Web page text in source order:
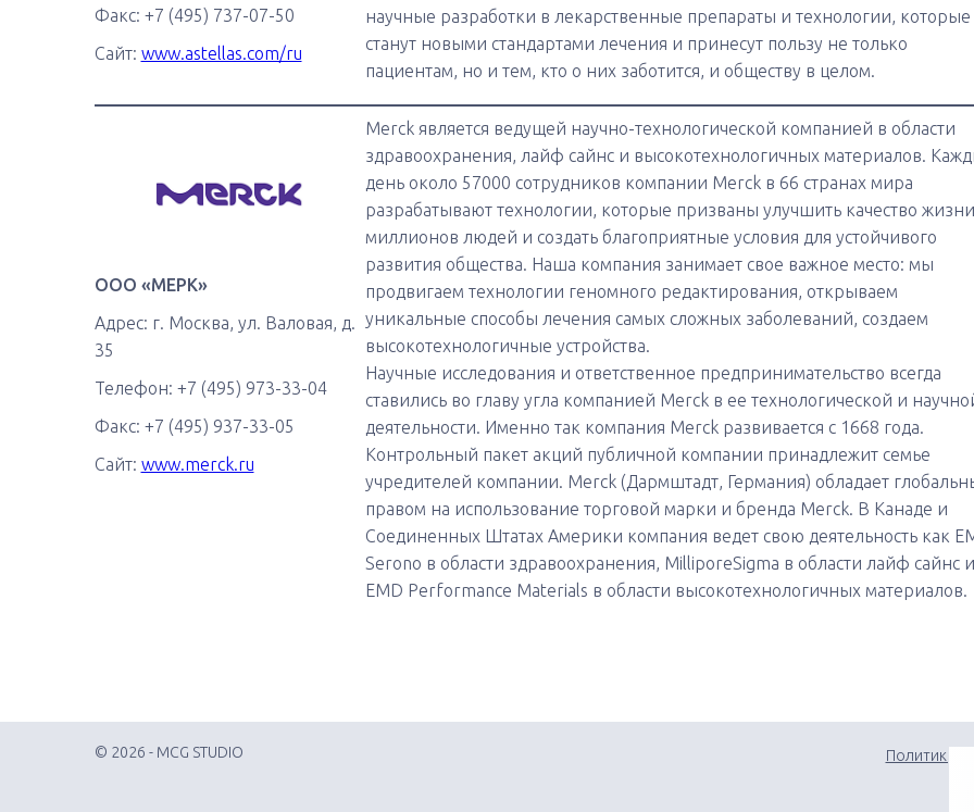
Факс: +7 (495) 737-07-50
Сайт: www.astellas.com/ru
научные разработки в лекарственные препараты и технологии, которые
станут новыми стандартами лечения и принесут пользу не только
пациентам, но и тем, кто о них заботится, и обществу в целом.
ООО «МЕРК»
Адрес: г. Москва, ул. Валовая, д.
35
Телефон: +7 (495) 973-33-04
Факс: +7 (495) 937-33-05
Сайт: www.merck.ru
Merck является ведущей научно-технологической компанией в области
здравоохранения, лайф сайнс и высокотехнологичных материалов.
день около 57000 сотрудников компании Merck в 66 странах мира
разрабатывают технологии, которые призваны улучшить качество жизни
миллионов людей и создать благоприятные условия для устойчивого
развития общества. Наша компания занимает свое важное место: мы
продвигаем технологии геномного редактирования, открываем
уникальные способы лечения самых сложных заболеваний, создаем
высокотехнологичные устройства.
Научные исследования и ответственное предпринимательство всегда
ставились во главу угла компанией Merck в ее технологической и
деятельности. Именно так компания Merck развивается с 1668 года.
Контрольный пакет акций публичной компании принадлежит семье
учредителей компании. Merck (Дармштадт, Германия) обладает
правом на использование торговой марки и бренда Merck. В Канаде и
Соединенных Штатах Америки компания ведет свою деятельность как
Serono в области здравоохранения, MilliporeSigma в области лайф сайнс и
EMD Performance Materials в области высокотехнологичных материалов.
© 2026 - MCG STUDIO Политика